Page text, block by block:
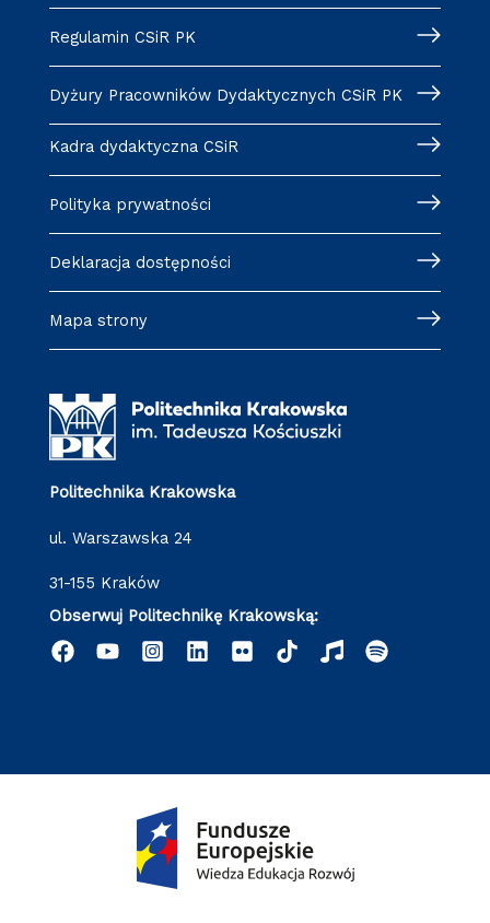
Regulamin CSiR PK
Dyżury Pracowników Dydaktycznych CSiR PK
Kadra dydaktyczna CSiR
Polityka prywatności
Deklaracja dostępności
Mapa strony
Politechnika Krakowska
ul. Warszawska 24
31-155 Kraków
Obserwuj Politechnikę Krakowską: